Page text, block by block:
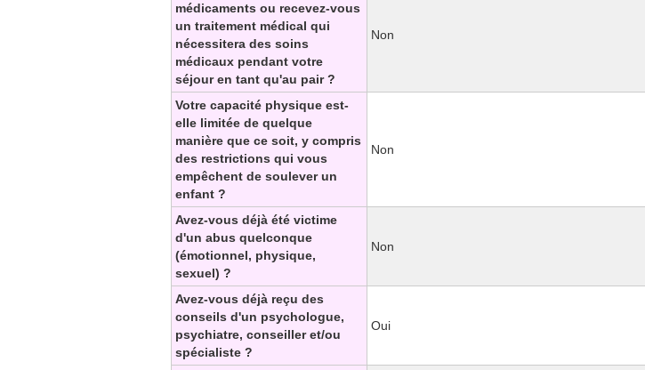
médicaments ou recevez-vous
un traitement médical qui
nécessitera des soins
médicaux pendant votre
séjour en tant qu'au pair ?
Non
Votre capacité physique est-
elle limitée de quelque
manière que ce soit, y compris
des restrictions qui vous
empêchent de soulever un
enfant ?
Non
Avez-vous déjà été victime
d'un abus quelconque
(émotionnel, physique,
sexuel) ?
Non
Avez-vous déjà reçu des
conseils d'un psychologue,
psychiatre, conseiller et/ou
spécialiste ?
Oui